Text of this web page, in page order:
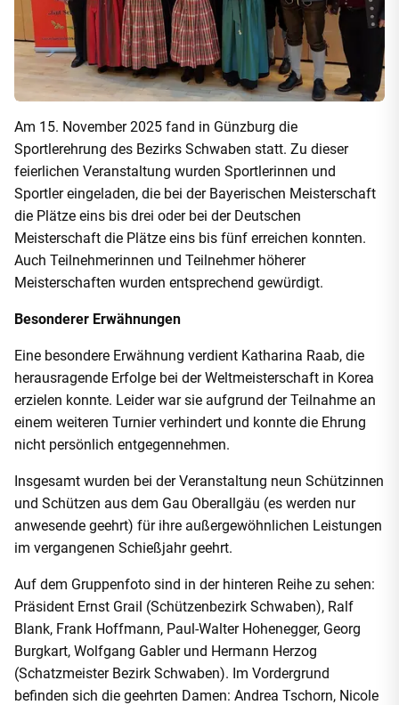
Am 15. November 2025 fand in Günzburg die
Sportlerehrung des Bezirks Schwaben statt. Zu dieser
feierlichen Veranstaltung wurden Sportlerinnen und
Sportler eingeladen, die bei der Bayerischen Meisterschaft
die Plätze eins bis drei oder bei der Deutschen
Meisterschaft die Plätze eins bis fünf erreichen konnten.
Auch Teilnehmerinnen und Teilnehmer höherer
Meisterschaften wurden entsprechend gewürdigt.
Besonderer Erwähnungen
Eine besondere Erwähnung verdient Katharina Raab, die
herausragende Erfolge bei der Weltmeisterschaft in Korea
erzielen konnte. Leider war sie aufgrund der Teilnahme an
einem weiteren Turnier verhindert und konnte die Ehrung
nicht persönlich entgegennehmen.
Insgesamt wurden bei der Veranstaltung neun Schützinnen
und Schützen aus dem Gau Oberallgäu (es werden nur
anwesende geehrt) für ihre außergewöhnlichen Leistungen
im vergangenen Schießjahr geehrt.
Auf dem Gruppenfoto sind in der hinteren Reihe zu sehen:
Präsident Ernst Grail (Schützenbezirk Schwaben), Ralf
Blank, Frank Hoffmann, Paul-Walter Hohenegger, Georg
Burgkart, Wolfgang Gabler und Hermann Herzog
(Schatzmeister Bezirk Schwaben). Im Vordergrund
befinden sich die geehrten Damen: Andrea Tschorn, Nicole